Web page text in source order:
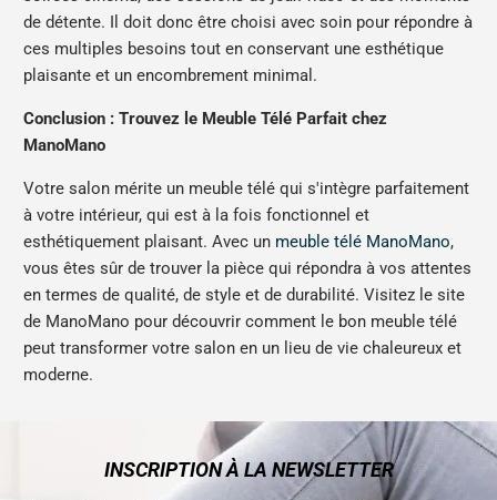
de détente. Il doit donc être choisi avec soin pour répondre à
ces multiples besoins tout en conservant une esthétique
plaisante et un encombrement minimal.
Conclusion : Trouvez le Meuble Télé Parfait chez
ManoMano
Votre salon mérite un meuble télé qui s'intègre parfaitement
à votre intérieur, qui est à la fois fonctionnel et
esthétiquement plaisant. Avec un meuble télé ManoMano,
vous êtes sûr de trouver la pièce qui répondra à vos attentes
en termes de qualité, de style et de durabilité. Visitez le site
de ManoMano pour découvrir comment le bon meuble télé
peut transformer votre salon en un lieu de vie chaleureux et
moderne.
INSCRIPTION À LA NEWSLETTER